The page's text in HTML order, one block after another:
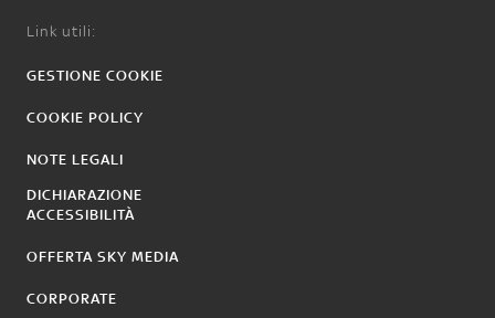
Link utili:
GESTIONE COOKIE
COOKIE POLICY
NOTE LEGALI
DICHIARAZIONE
ACCESSIBILITÀ
OFFERTA SKY MEDIA
CORPORATE